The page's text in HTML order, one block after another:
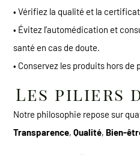
• Vérifiez la qualité et la
• Évitez l’automédication et
santé en cas de doute.
• Conservez les produits hors de
Les piliers
Notre philosophie repose sur
Transparence,Qualité, Bien-